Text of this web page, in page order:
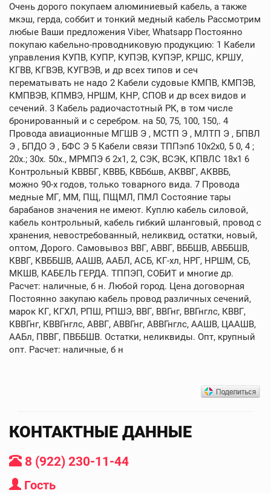
Очень дорого покупаем алюминиевый кабель, а также
мкэш, герда, соббит и тонкий медный кабель Рассмотрим
любые Ваши предложения Viber, Whatsapp Постоянно
покупаю кабельно-проводниковую продукцию: 1 Кабели
управления КУПВ, КУПР, КУПЭВ, КУПЭР, КРШС, КРШУ,
КГВВ, КГВЭВ, КУГВЭВ, и др всех типов и сеч
перематывать не надо 2 Кабели судовые КМПВ, КМПЭВ,
КМПВЭВ, КПМВЭ, НРШМ, КНР, СПОВ и др всех видов и
сечений. 3 Кабель радиочастотный РК, в том числе
бронированный и с серебром. на 50, 75, 100, 150,. 4
Провода авиационные МГШВ Э , МСТП Э , МЛТП Э , БПВЛ
Э , БПДО Э , БФС Э 5 Кабели связи ТППэпб 10х2х0, 5 0, 4 ;
20х.; 30х. 50х., МРМПЭ б 2х1, 2, СЭК, ВСЭК, КПВЛС 18х1 6
Контрольный КВВБГ, КВВБ, КВБбшв, АКВВГ, АКВВБ,
можно 90-х годов, только товарного вида. 7 Провода
медные МГ, ММ, ПЩ, ПЩМЛ, ПМЛ Состояние тары
барабанов значения не имеют. Куплю кабель силовой,
кабель контрольный, кабель гибкий шланговый, провод с
хранения, невостребованный, неликвид, остатки, новый,
оптом, Дорого. Самовывоз ВВГ, АВВГ, ВББШВ, АВББШВ,
КВВГ, КВББШВ, ААШВ, ААБЛ, АСБ, КГ-хл, НРГ, НРШМ, СБ,
МКШВ, КАБЕЛЬ ГЕРДА. ТППЭП, СОБИТ и многие др.
Расчет: наличные, б н. Любой город. Цена договорная
Постоянно закупаю кабель провод различных сечений,
марок КГ, КГХЛ, РПШ, РПШЭ, ВВГ, ВВГнг, ВВГнглс, КВВГ,
КВВГнг, КВВГнглс, АВВГ, АВВГнг, АВВГнглс, ААШВ, ЦААШВ,
ААБл, ПВВГ, ПВББШВ. Остатки, неликвиды. Опт, крупный
опт. Расчет: наличные, б н
КОНТАКТНЫЕ ДАННЫЕ
8 (922) 230-11-44
Гость